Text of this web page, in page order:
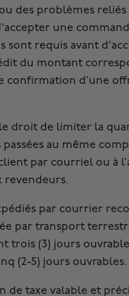
des problèmes
une
requis avant
du montant
d’une
droit de limiter la
au même
par courriel ou à
revendeurs.
par courrier
par transport
(3) jours
(2-5) jours
de taxe valable et